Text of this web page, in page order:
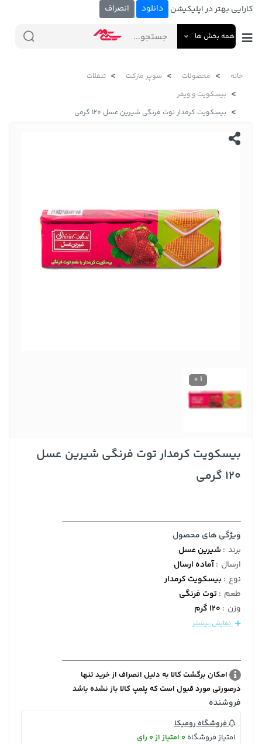
کارایی بهتر در اپلیکیشن دانلود انصراف
همه بخش ها
خانه محصولات سوپر مارکت
تنقلات
بیسکویت و ویفر
بیسکویت کرمدار توت فرنگی شیرین عسل 120 گرمی
1 +
بیسکویت کرمدار توت فرنگی شیرین عسل
120 گرمی
ویژگی های محصول
برند :شیرین عسل
ارسال :آماده ارسال
نوع : بیسکویت کرمدار
طعم :توت فرنگی
وزن : 120 گرم
نمایش بیشتر
امکان برگشت کالا به دلیل انصراف از خرید تنها
درصورتی مورد قبول است که پلمپ کالا باز نشده باشد
فروشنده
فروشگاه رومیکا
امتیاز فروشگاه 0 امتیاز از 0 رای